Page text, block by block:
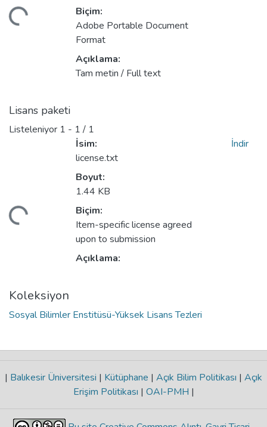
Biçim:
Adobe Portable Document
Format
Açıklama:
Tam metin / Full text
Lisans paketi
Listeleniyor 1 - 1 / 1
İsim:
license.txt
Boyut:
1.44 KB
Biçim:
Item-specific license agreed
upon to submission
Açıklama:
İndir
Koleksiyon
Sosyal Bilimler Enstitüsü-Yüksek Lisans Tezleri
| Balıkesir Üniversitesi | Kütüphane | Açık Bilim Politikası | Açık
Erişim Politikası | OAI-PMH |